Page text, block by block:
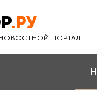
.РУ
ПОРТАЛ